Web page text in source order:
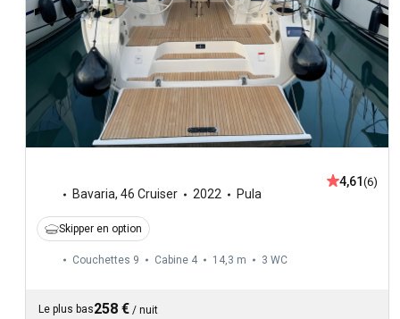
Bavaria, 46 Cruiser 2022 Pula
4,61 (6)
Skipper en option
Couchettes 9 Cabine 4 14,3 m 3 WC
Le plus bas258 € / nuit